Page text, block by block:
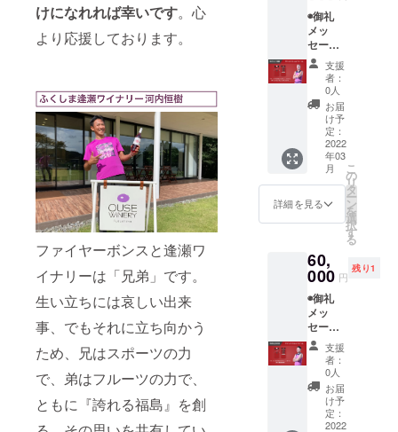
けになれれば幸いです。心
より応援しております。
ファイヤーボンスと逢瀬ワ
イナリーは「兄弟」です。
生い立ちには哀しい出来
事、でもそれに立ち向かう
ため、兄はスポーツの力
で、弟はフルーツの力で、
ともに『誇れる福島』を創
ヤーボ
ンズの8
年間の
歩みや
これか
らの展
望を1冊
にまと
めます ◉
直筆サ
イン入
BONDS
UP ユニ
フォー
名前を
ご記入
くださ
い
◉BOND
S UP ス
テッ
カー
◉BOND
S UP ス
トー
リー
ブック
(2013-
2022)
福島
ファイ
ヤーボ
ンズの8
年間の
歩みや
これか
らの展
望を1冊
にまと
めます ◉
直筆サ
◉御礼
メッ
セージ
動画
(メール
にて動
画デー
タ送付)
◉福島
ファイ
ヤーボ
ンズ公
式HPに
名前掲
載 ※支
援時に
にご希
望のお
名前を
ご記入
くださ
い
◉BOND
S UP ス
テッ
カー
◉BOND
S UP ス
トー
支援
者：
0人
お届
け予
定：
2022
年03
月
詳細を見る
こ
の
リ
タ
ー
ン
を
選
択
す
る
60,
000 円
残り1
◉御礼
メッ
セージ
動画
(メール
にて動
画デー
タ送付)
◉福島
ファイ
支援
者：
0人
お届
け予
定：
2022